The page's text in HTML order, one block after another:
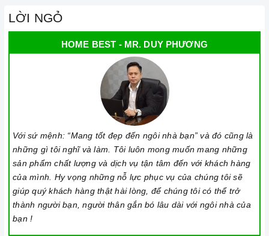
và không gặp bất kỳ khó khăn nào trong quá trình sử dụng
Vận chuyển lắp đặt nhanh chóng:
nhân viên và kỹ thuật viên chuyên nghiệp, tận tâm sẽ đồng
hành cùng quý khách trong quá trình mua sắm và sử dụng
Đến với Home Best, chúng tôi tự hào cung cấp đến khách hàng
LỜI NGỎ
HOME BEST - MR. DUY PHƯƠNG
Với sứ mệnh: “Mang tốt đẹp đến ngôi nhà bạn” và đó cũng là
những gì tôi nghĩ và làm. Tôi luôn mong muốn mang những
sản phẩm chất lượng và dịch vụ tận tâm đến với khách hàng
của mình. Hy vọng những nỗ lực phục vụ của chúng tôi sẽ
giúp quý khách hàng thật hài lòng, để chúng tôi có thể trở
thành người bạn, người thân gắn bó lâu dài với ngôi nhà của
bạn !